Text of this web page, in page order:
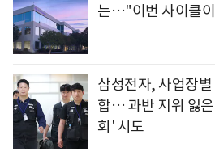
는…"이번 사이클
삼성전자, 사업장
합… 과반 지위 잃
회' 시도